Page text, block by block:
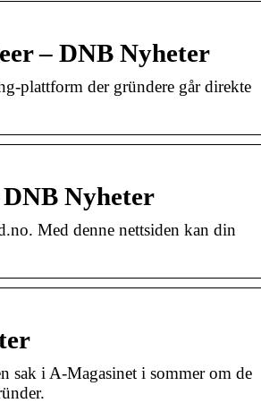
– DNB Nyheter
plattform der gründere går direkte
Nyheter
Med denne nettsiden kan din
sak i A-Magasinet i sommer om de